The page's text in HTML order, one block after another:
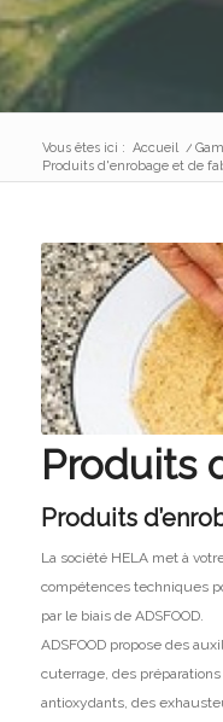
Vous êtes ici : Accueil /
Produits d'enrobage et de
Produits
Produits
La société HELA met à
compétences techniques
par le biais de ADSFOOD.
ADSFOOD propose des
cuterrage, des
antioxydants, des